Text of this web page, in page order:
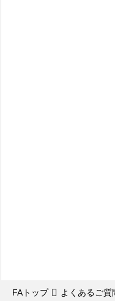
FAトップ よくあるご質